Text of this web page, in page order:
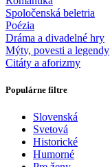
Spoločenská beletria
Poézia
Dráma a divadelné hry
Mýty, povesti a legendy
Citáty a aforizmy
Populárne filtre
Slovenská
Svetová
Historické
Humorné